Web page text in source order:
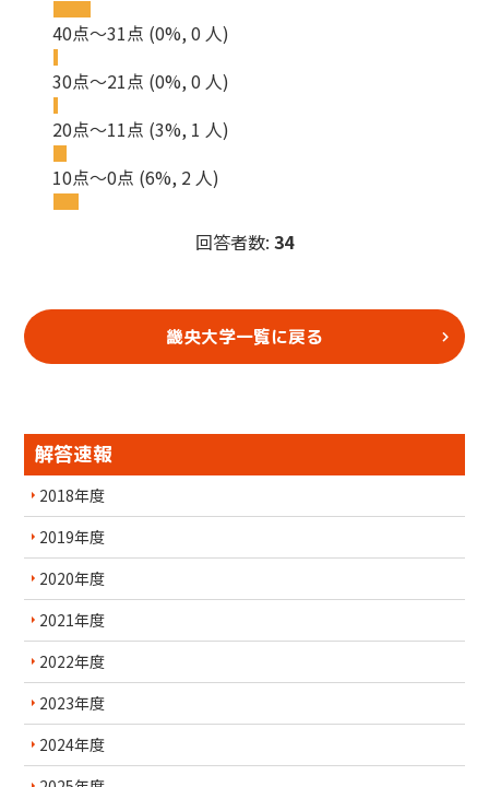
40点～31点 (0%, 0 人)
30点～21点 (0%, 0 人)
20点～11点 (3%, 1 人)
10点～0点 (6%, 2 人)
回答者数: 34
畿央大学一覧に戻る
解答速報
2018年度
2019年度
2020年度
2021年度
2022年度
2023年度
2024年度